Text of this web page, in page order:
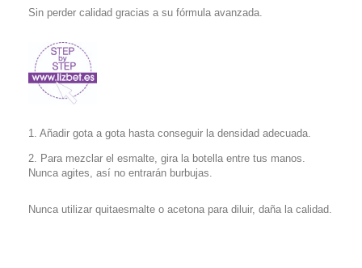
Sin perder calidad gracias a su fórmula avanzada.
1. Añadir gota a gota hasta conseguir la densidad adecuada.
2. Para mezclar el esmalte, gira la botella entre tus manos.
Nunca agites, así no entrarán burbujas.
Nunca utilizar quitaesmalte o acetona para diluir, daña la calidad.